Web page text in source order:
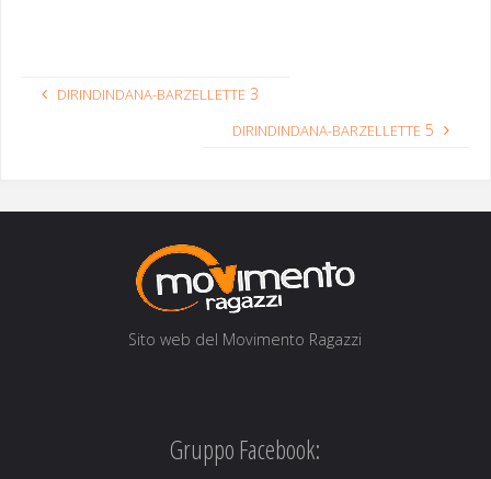
DIRINDINDANA-BARZELLETTE3
DIRINDINDANA-BARZELLETTE 5
Sito web del Movi­men­to Ragazzi
Gruppo Facebook: